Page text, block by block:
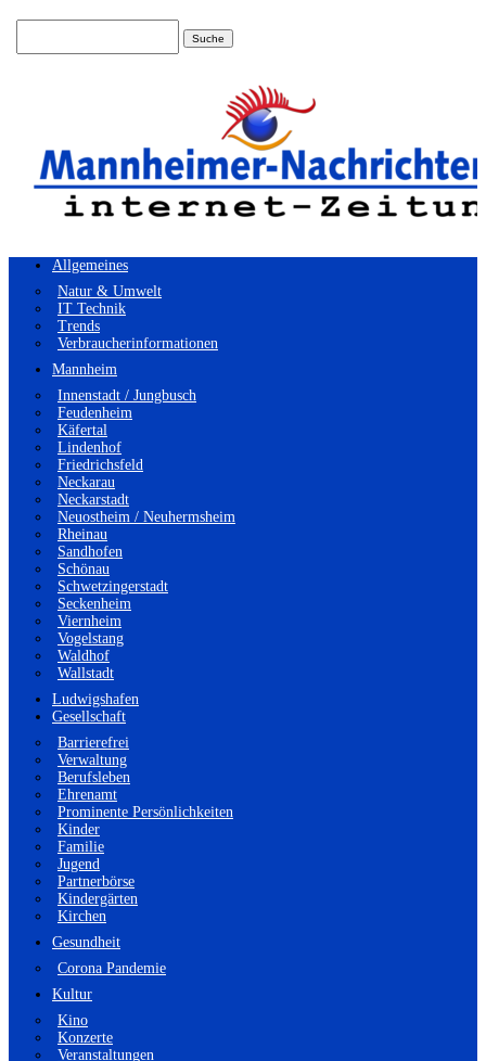
Allgemeines
Natur & Umwelt
IT Technik
Trends
Verbraucherinformationen
Mannheim
Innenstadt / Jungbusch
Feudenheim
Käfertal
Lindenhof
Friedrichsfeld
Neckarau
Neckarstadt
Neuostheim / Neuhermsheim
Rheinau
Sandhofen
Schönau
Schwetzingerstadt
Seckenheim
Viernheim
Vogelstang
Waldhof
Wallstadt
Ludwigshafen
Gesellschaft
Barrierefrei
Verwaltung
Berufsleben
Ehrenamt
Prominente Persönlichkeiten
Kinder
Familie
Jugend
Partnerbörse
Kindergärten
Kirchen
Gesundheit
Corona Pandemie
Kultur
Kino
Konzerte
Veranstaltungen